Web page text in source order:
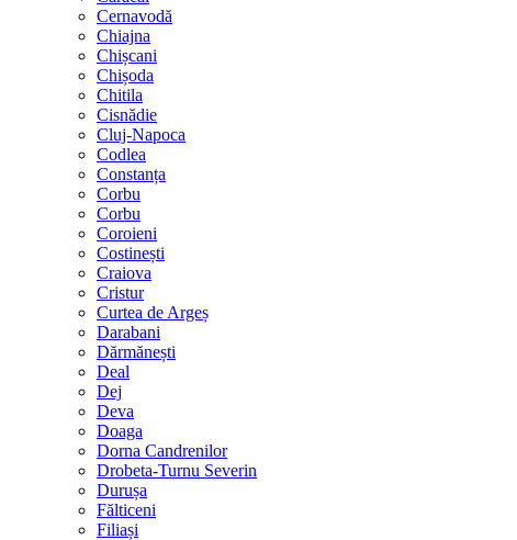
Cernavodă
Chiajna
Chișcani
Chișoda
Chitila
Cisnădie
Cluj-Napoca
Codlea
Constanța
Corbu
Corbu
Coroieni
Costinești
Craiova
Cristur
Curtea de Argeș
Darabani
Dărmănești
Deal
Dej
Deva
Doaga
Dorna Candrenilor
Drobeta-Turnu Severin
Durușa
Fălticeni
Filiași